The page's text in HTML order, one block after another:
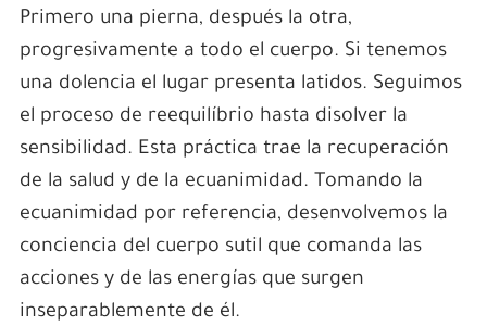
Primero una pierna, después la otra,
progresivamente a todo el cuerpo. Si tenemos
una dolencia el lugar presenta latidos. Seguimos
el proceso de reequilíbrio hasta disolver la
sensibilidad. Esta práctica trae la recuperación
de la salud y de la ecuanimidad. Tomando la
ecuanimidad por referencia, desenvolvemos la
conciencia del cuerpo sutil que comanda las
acciones y de las energías que surgen
inseparablemente de él.